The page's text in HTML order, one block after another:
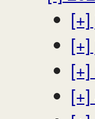
[+]
[+]
[+]
[+]